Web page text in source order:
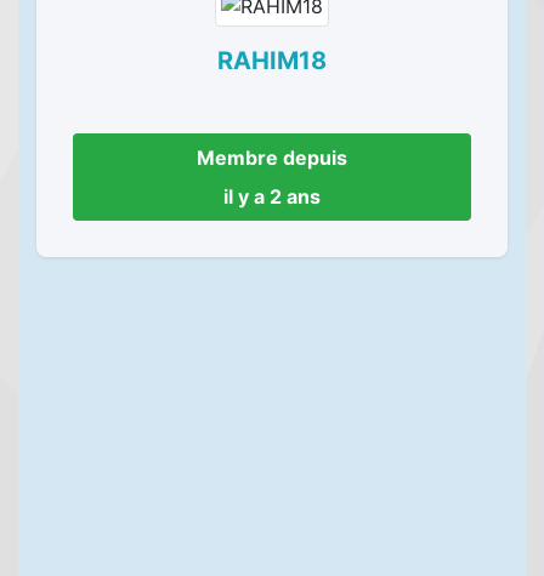
RAHIM18
Membre depuis
il y a 2 ans